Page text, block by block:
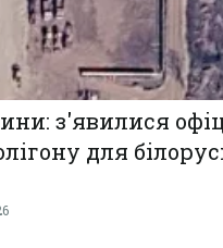
з'явилися
для